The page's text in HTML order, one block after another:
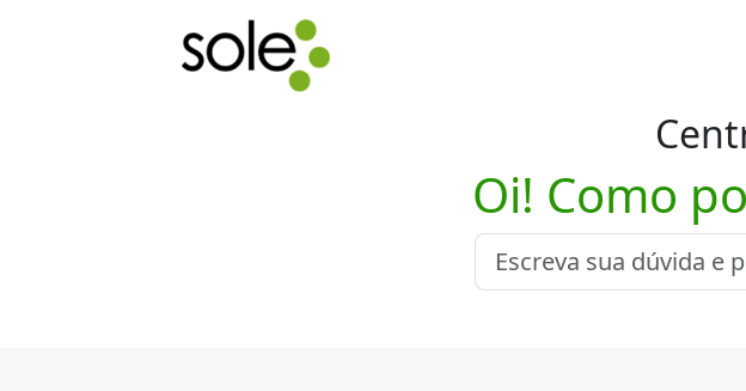
Oi! Como